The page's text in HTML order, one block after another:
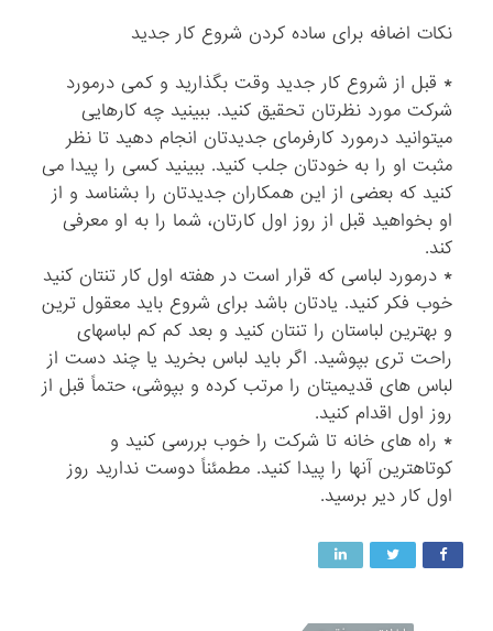
نکات اضافه برای ساده کردن شروع کار جدید
* قبل از شروع کار جدید وقت بگذارید و کمی درمورد
شرکت مورد نظرتان تحقیق کنید. ببینید چه کارهایی
میتوانید درمورد کارفرمای جدیدتان انجام دهید تا نظر
مثبت او را به خودتان جلب کنید. ببینید کسی را پیدا می
کنید که بعضی از این همکاران جدیدتان را بشناسد و از
او بخواهید قبل از روز اول کارتان، شما را به او معرفی
کند.
* درمورد لباسی که قرار است در هفته اول کار تنتان کنید
خوب فکر کنید. یادتان باشد برای شروع باید معقول ترین
و بهترین لباستان را تنتان کنید و بعد کم کم لباسهای
راحت تری بپوشید. اگر باید لباس بخرید یا چند دست از
لباس های قدیمیتان را مرتب کرده و بپوشی، حتماً قبل از
روز اول اقدام کنید.
* راه های خانه تا شرکت را خوب بررسی کنید و
کوتاهترین آنها را پیدا کنید. مطمئناً دوست ندارید روز
اول کار دیر برسید.